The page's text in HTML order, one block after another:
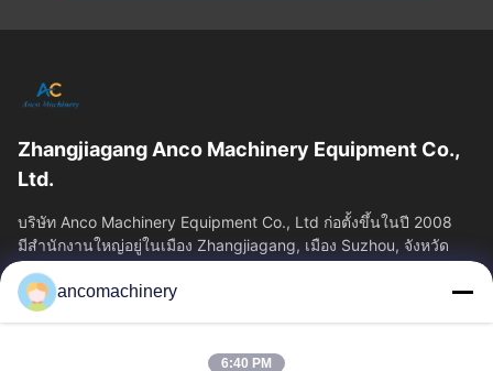
Zhangjiagang Anco Machinery Equipment Co.,
Ltd.
บริษัท Anco Machinery Equipment Co., Ltd ก่อตั้งขึ้นในปี 2008
มีสํานักงานใหญ่อยู่ในเมือง Zhangjiagang, เมือง Suzhou, จังหวัด
Jiangsu.
ลิงก์ด่วนancomachinery
6:40 PM